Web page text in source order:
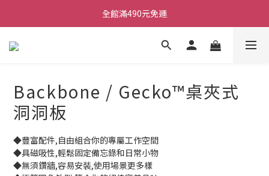
ATB會員 滿20000折1000 滿10000折500 滿5000折250
全館滿490元免運
單顆效果器最低44折
Backbone / Gecko™桌夾式
洞洞板
◆豐富配件,自由組合你的專屬工作空間
◆具磁吸性,輕鬆固定備忘錄和日常小物
◆無須鑽牆,容易安裝,使用場景更多樣